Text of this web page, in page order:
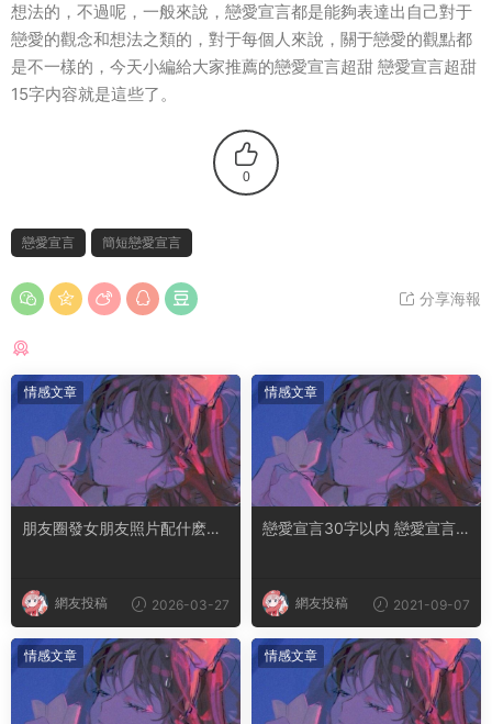
想法的，不過呢，一般來說，戀愛宣言都是能夠表達出自己對于
戀愛的觀念和想法之類的，對于每個人來說，關于戀愛的觀點都
是不一樣的，今天小編給大家推薦的戀愛宣言超甜 戀愛宣言超甜
15字内容就是這些了。
0
戀愛宣言 簡短戀愛宣言
分享海報
情感文章
朋友圈發女朋友照片配什麽文
網友投稿 2026-03-27
情感文章
戀愛宣言30字以内 戀愛宣言
網友投稿 2021-09-07
情感文章 情感文章